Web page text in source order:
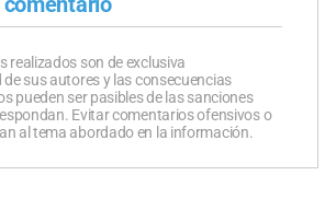
realizados son de exclusiva
sus autores y las consecuencias
pueden ser pasibles de las sanciones
Evitar comentarios ofensivos o
al tema abordado en la información.